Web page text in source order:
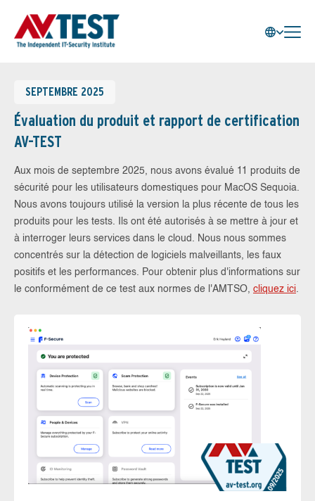
SEPTEMBRE 2025
Évaluation du produit et rapport de certification
AV-TEST
Aux mois de septembre 2025, nous avons évalué 11 produits de
sécurité pour les utilisateurs domestiques pour MacOS Sequoia.
Nous avons toujours utilisé la version la plus récente de tous les
produits pour les tests. Ils ont été autorisés à se mettre à jour et
à interroger leurs services dans le cloud. Nous nous sommes
concentrés sur la détection de logiciels malveillants, les faux
positifs et les performances. Pour obtenir plus d'informations sur
le conformément de ce test aux normes de l'AMTSO, cliquez ici.